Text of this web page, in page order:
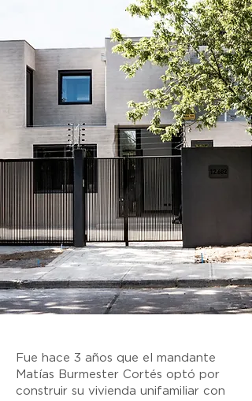
Fue hace 3 años que el mandante
Matías Burmester Cortés optó por
construir su vivienda unifamiliar con